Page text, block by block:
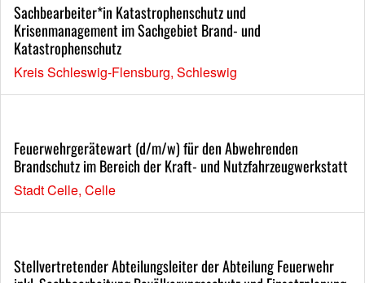
Sachbearbeiter*in Katastrophenschutz und
Krisenmanagement im Sachgebiet Brand- und
Katastrophenschutz
Kreis Schleswig-Flensburg, Schleswig
Feuerwehrgerätewart (d/m/w) für den Abwehrenden
Brandschutz im Bereich der Kraft- und Nutzfahrzeugwerkstatt
Stadt Celle, Celle
Stellvertretender Abteilungsleiter der Abteilung Feuerwehr